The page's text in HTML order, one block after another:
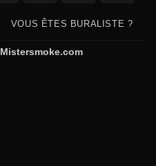
VOUS ÊTES BURALISTE ?
Mistersmoke.com